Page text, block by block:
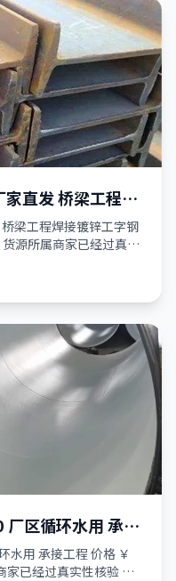
直发 桥梁工程焊
梁工程焊接镀锌工字钢
源所属商家已经过真实
区循环水用 承接
水用 承接工程 价格 ￥
家已经过真实性核验 服